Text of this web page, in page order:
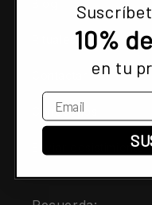
Rituales
Conócenos
Enviar desistimiento
10%
en tu